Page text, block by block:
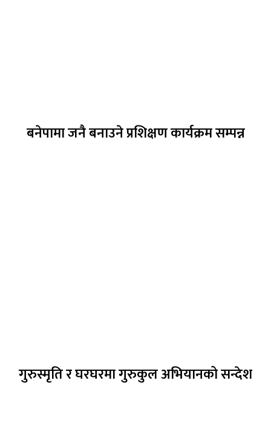
बनेपामा जनै बनाउने प्रशिक्षण कार्यक्रम सम्पन्न
गुरुस्मृति र घरघरमा गुरुकुल अभियानको सन्देश